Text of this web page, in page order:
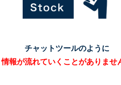
チャットツールのように
情報が流れていくことがありませ